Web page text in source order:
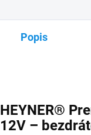
Popis
HEYNER®
12V –